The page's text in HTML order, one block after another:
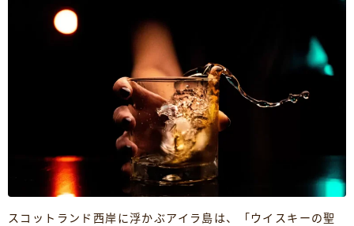
スコットランド西岸に浮かぶアイラ島は、「ウイスキーの聖